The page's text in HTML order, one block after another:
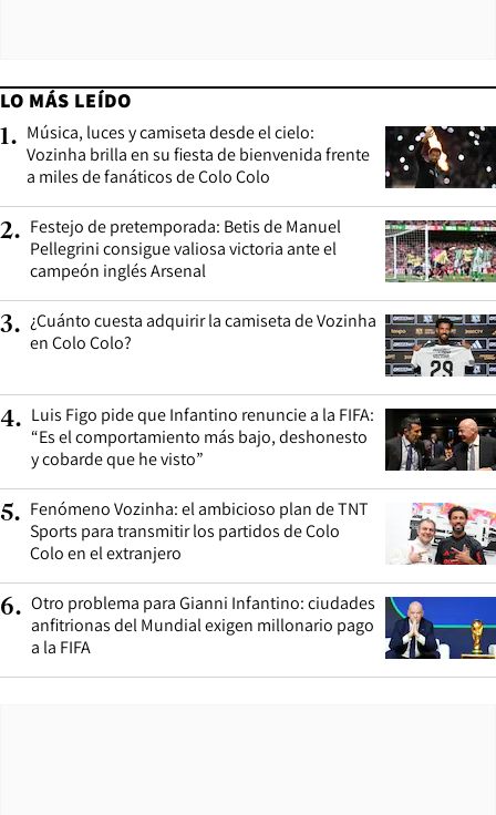
LO MÁS LEÍDO
1. Música, luces y camiseta desde el cielo:
Vozinha brilla en su fiesta de bienvenida frente
a miles de fanáticos de Colo Colo
2. Festejo de pretemporada: Betis de Manuel
Pellegrini consigue valiosa victoria ante el
campeón inglés Arsenal
3. ¿Cuánto cuesta adquirir la camiseta de Vozinha
en Colo Colo?
4. Luis Figo pide que Infantino renuncie a la FIFA:
“Es el comportamiento más bajo, deshonesto
y cobarde que he visto”
5. Fenómeno Vozinha: el ambicioso plan de TNT
Sports para transmitir los partidos de Colo
Colo en el extranjero
6. Otro problema para Gianni Infantino: ciudades
anfitrionas del Mundial exigen millonario pago
a la FIFA